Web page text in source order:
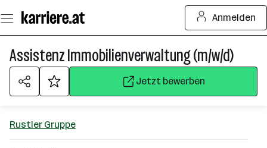
Seiteninhalt
springen
Anmelden
Assistenz Immobilienverwaltung (m/w/d)
Jetzt bewerben
Rustler Gruppe